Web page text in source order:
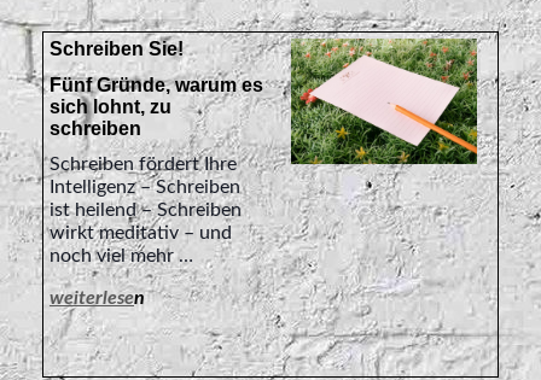
Schreiben Sie!
Fünf Gründe, warum es
sich lohnt, zu
schreiben
Schreiben fördert Ihre
Intelligenz – Schreiben
ist heilend – Schreiben
wirkt meditativ – und
noch viel mehr …
weiterlesen